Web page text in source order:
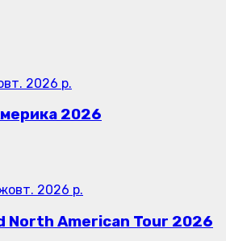
2026 р.
2026
2026 р.
North American Tour 2026